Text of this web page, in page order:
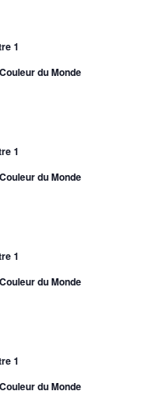
1
du Monde
1
du Monde
1
du Monde
1
du Monde